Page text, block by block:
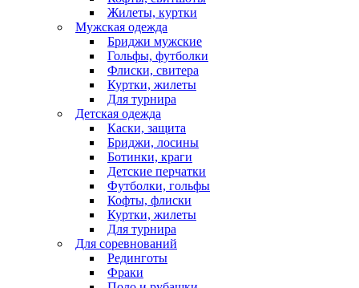
Жилеты, куртки
Мужская одежда
Бриджи мужские
Гольфы, футболки
Флиски, свитера
Куртки, жилеты
Для турнира
Детская одежда
Каски, защита
Бриджи, лосины
Ботинки, краги
Детские перчатки
Футболки, гольфы
Кофты, флиски
Куртки, жилеты
Для турнира
Для соревнований
Рединготы
Фраки